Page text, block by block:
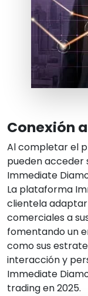
Conexión
Al completar el
pueden acceder
Immediate
La plataforma
clientela
comerciales a
fomentando un
como sus
interacción y
Immediate
trading en 2025.